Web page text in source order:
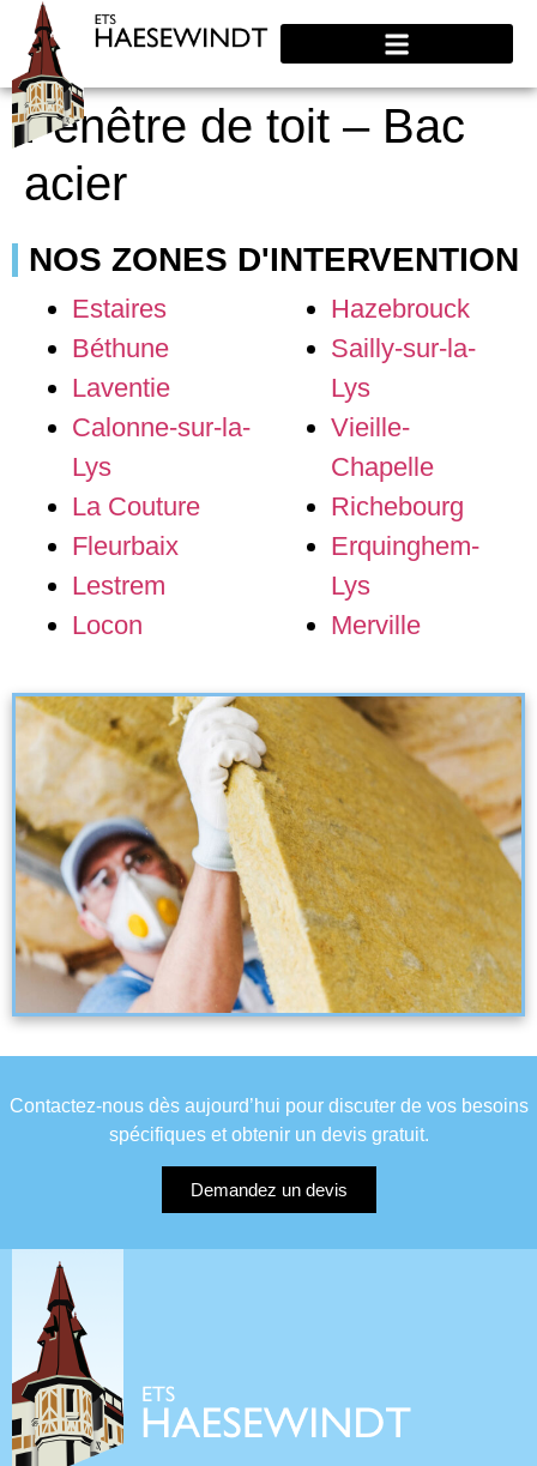
Fenêtre de toit – Bac
acier
NOS ZONES D'INTERVENTION
Estaires
Béthune
Laventie
Calonne-sur-la-
Lys
La Couture
Fleurbaix
Lestrem
Locon
Hazebrouck
Sailly-sur-la-
Lys
Vieille-
Chapelle
Richebourg
Erquinghem-
Lys
Merville
Contactez-nous dès aujourd’hui pour discuter de vos besoins
spécifiques et obtenir un devis gratuit.
Demandez un devis